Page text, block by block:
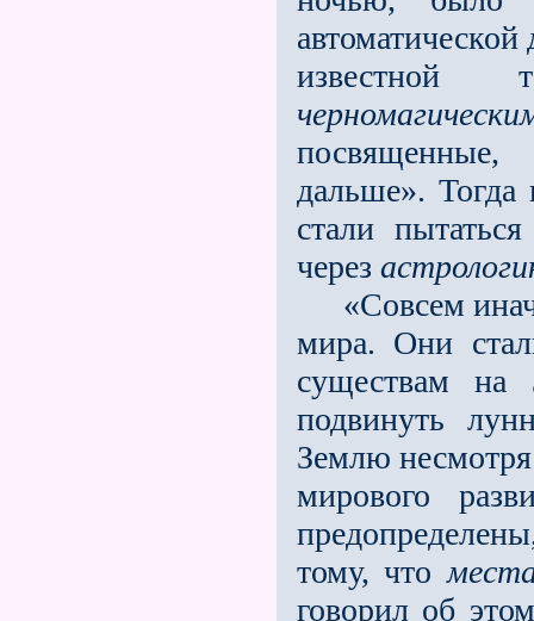
известной
дальше». Тогда
стали
через
«Совсем
мира. Они
существам на
подвинуть
Землю несмотря
мирового
тому, что
говорил об